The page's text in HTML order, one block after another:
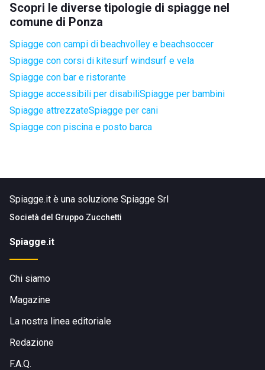
Scopri le diverse tipologie di spiagge nel
comune di Ponza
Spiagge con campi di beachvolley e beachsoccer
Spiagge con corsi di kitesurf windsurf e vela
Spiagge con bar e ristorante
Spiagge accessibili per disabiliSpiagge per bambini
Spiagge attrezzateSpiagge per cani
Spiagge con piscina e posto barca
Spiagge.it è una soluzione Spiagge Srl
Società del Gruppo Zucchetti
Spiagge.it
Chi siamo
Magazine
La nostra linea editoriale
Redazione
F.A.Q.